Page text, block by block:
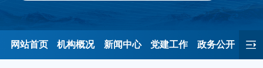
网站首页 机构概况 新闻中心 党建工作 政务公开